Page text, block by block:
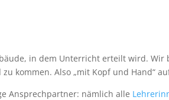
in dem Unterricht erteilt wird. Wir
kommen. Also „mit Kopf und Hand“
Ansprechpartner: nämlich alle